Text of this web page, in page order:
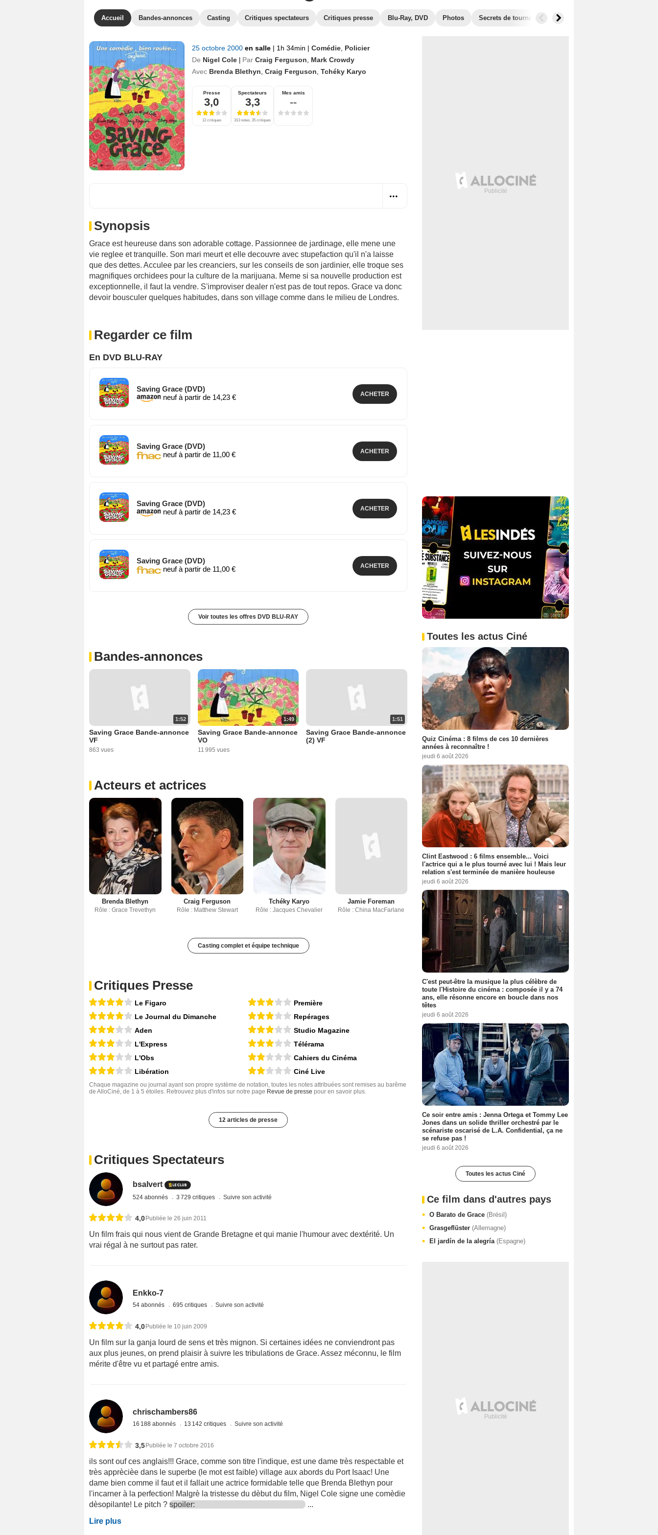
Accueil Bandes-annonces Casting Critiques spectateurs Critiques presse Blu-Ray, DVD Photos Secrets de tournage Récompenses
25 octobre 2000 en salle | 1h 34min | Comédie Policier
De Nigel Cole Par Craig Ferguson
Mark Crowdy
Avec Brenda Blethyn Craig Ferguson Tchéky Karyo
Presse
3,0
12 critiques
Spectateurs
3,3
313 notes, 35 critiques
Mes amis
--
Synopsis
Grace est heureuse dans son adorable cottage. Passionnee de jardinage, elle mene une
vie reglee et tranquille. Son mari meurt et elle decouvre avec stupefaction qu'il n'a laisse
que des dettes. Acculee par les creanciers, sur les conseils de son jardinier, elle troque ses
magnifiques orchidees pour la culture de la marijuana. Meme si sa nouvelle production est
exceptionnelle, il faut la vendre. S'improviser dealer n'est pas de tout repos. Grace va donc
devoir bousculer quelques habitudes, dans son village comme dans le milieu de Londres.
Regarder ce film
En DVD BLU-RAY
Saving Grace (DVD)
neuf à partir de 14,23 €
ACHETER
Saving Grace (DVD)
neuf à partir de 11,00 €
ACHETER
Saving Grace (DVD)
neuf à partir de 14,23 €
ACHETER
Saving Grace (DVD)
neuf à partir de 11,00 €
ACHETER
Voir toutes les offres DVD BLU-RAY
Bandes-annonces
1:52
Saving Grace Bande-annonce
VF
863 vues
1:49
Saving Grace Bande-annonce
VO
11 995 vues
1:51
Saving Grace Bande-annonce
(2) VF
Acteurs et actrices
Brenda Blethyn
Rôle : Grace Trevethyn
Craig Ferguson
Rôle : Matthew Stewart
Tchéky Karyo
Rôle : Jacques Chevalier
Jamie Foreman
Rôle : China MacFarlane
Casting complet et équipe technique
Critiques Presse
Le Figaro
Le Journal du Dimanche
Aden
L'Express
L'Obs
Libération
Première
Repérages
Studio Magazine
Télérama
Cahiers du Cinéma
Ciné Live
Chaque magazine ou journal ayant son propre système de notation, toutes les notes attribuées sont remises au barême
de AlloCiné, de 1 à 5 étoiles. Retrouvez plus d'infos sur notre page Revue de presse pour en savoir plus.
12 articles de presse
Critiques Spectateurs
bsalvert
524 abonnés 3 729 critiques Suivre son activité
4,0 Publiée le 26 juin 2011
Un film frais qui nous vient de Grande Bretagne et qui manie l'humour avec dextérité. Un
vrai régal à ne surtout pas rater.
Enkko-7
54 abonnés 695 critiques Suivre son activité
4,0 Publiée le 10 juin 2009
Un film sur la ganja lourd de sens et très mignon. Si certaines idées ne conviendront pas
aux plus jeunes, on prend plaisir à suivre les tribulations de Grace. Assez méconnu, le film
mérite d'être vu et partagé entre amis.
chrischambers86
16 188 abonnés 13 142 critiques Suivre son activité
3,5 Publiée le 7 octobre 2016
ils sont ouf ces anglais!!! Grace, comme son titre l'indique, est une dame très respectable et
très apprècièe dans le superbe (le mot est faible) village aux abords du Port Isaac! Une
dame bien comme il faut et il fallait une actrice formidable telle que Brenda Blethyn pour
l'incarner à la perfection! Malgrè la tristesse du dèbut du film, Nigel Cole signe une comèdie
dèsopilante! Le pitch ? spoiler:
...
Lire plus
Toutes les actus Ciné
Quiz Cinéma : 8 films de ces 10 dernières
années à reconnaître !
jeudi 6 août 2026
Clint Eastwood : 6 films ensemble... Voici
l'actrice qui a le plus tourné avec lui ! Mais leur
relation s'est terminée de manière houleuse
jeudi 6 août 2026
C'est peut-être la musique la plus célèbre de
toute l'Histoire du cinéma : composée il y a 74
ans, elle résonne encore en boucle dans nos
têtes
jeudi 6 août 2026
Ce soir entre amis : Jenna Ortega et Tommy Lee
Jones dans un solide thriller orchestré par le
scénariste oscarisé de L.A. Confidential, ça ne
se refuse pas !
jeudi 6 août 2026
Toutes les actus Ciné
Ce film dans d'autres pays
O Barato de Grace (Brésil)
Grasgeflüster (Allemagne)
El jardín de la alegría (Espagne)